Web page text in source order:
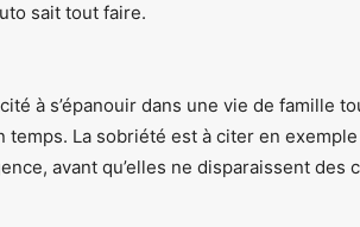
sait tout faire.
à s’épanouir dans une vie de famille
La sobriété est à citer en exemple
avant qu’elles ne disparaissent des